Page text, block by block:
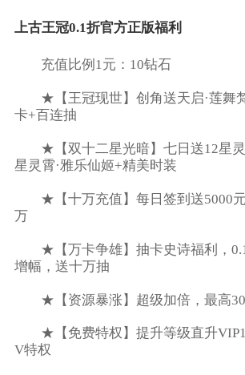
上古王冠0.1折官方正版福利
充值比例1元：10钻石
★【王冠现世】创角送天启·莲舞
卡+百连抽
★【双十二星光暗】七日送12星
星灵霄·雅乐仙姬+精美时装
★【十万充值】每日签到送5000
万
★【万卡争雄】抽卡史诗福利，
增幅，送十万抽
★【资源暴涨】超级加倍，最高
★【免费特权】提升等级直升
V特权